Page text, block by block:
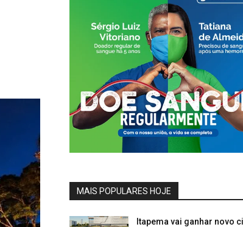
MAIS POPULARES HOJE
Itapema vai ganhar novo